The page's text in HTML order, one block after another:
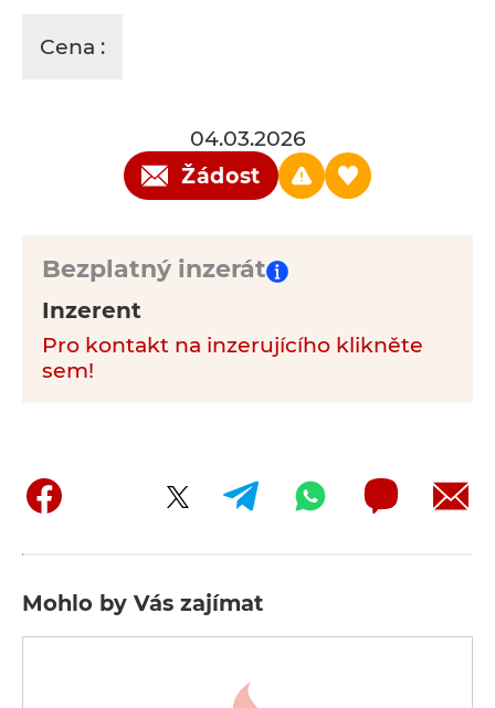
Cena :
04.03.2026
Žádost
Bezplatný inzerát
Inzerent
Pro kontakt na inzerujícího klikněte
sem!
Mohlo by Vás zajímat